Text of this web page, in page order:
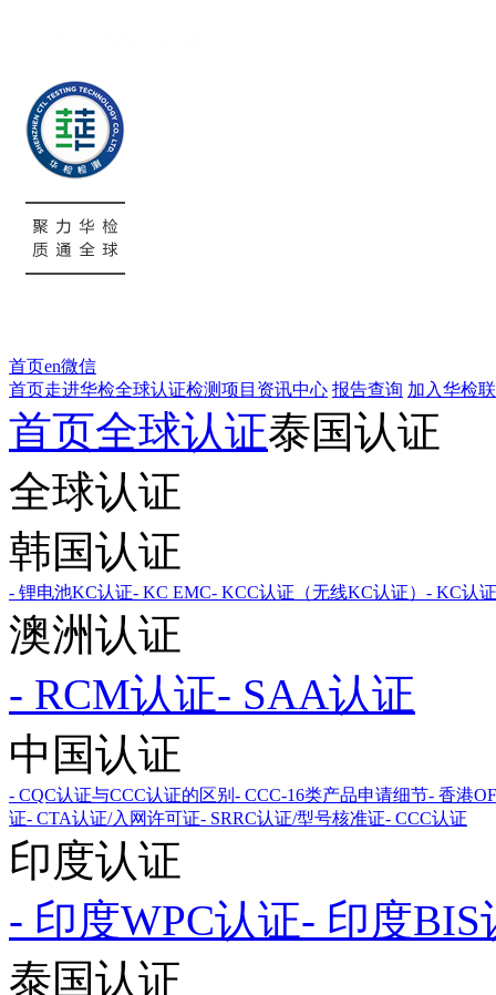
首页en微信
首页走进华检全球认证检测项目 资讯中心 报告查询 加入华检
首页全球认证泰国认证
全球认证
韩国认证
- 锂电池KC认证- KC EMC- KCC认证（无线KC认证） - KC认证
澳洲认证
- RCM认证- SAA认证
中国认证
- CQC认证与CCC认证的区别 - CCC-16类产品申请细节- 香港
证- CTA认证/入网许可证- SRRC认证/型号核准证- CCC认证
印度认证
- 印度WPC认证- 印度BIS
泰国认证